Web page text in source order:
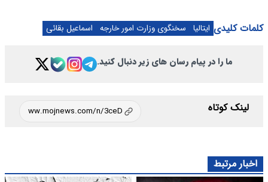
کلمات کلیدی ایتالیا سخنگوی وزارت امور خارجه اسماعیل بقائی
ما را در پیام رسان های زیر دنبال کنید.
لینک کوتاه
اخبار مرتبط